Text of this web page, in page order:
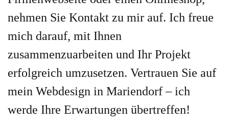
nehmen Sie Kontakt zu mir auf. Ich freue
mich darauf, mit Ihnen
zusammenzuarbeiten und Ihr Projekt
erfolgreich umzusetzen. Vertrauen Sie auf
mein Webdesign in Mariendorf – ich
werde Ihre Erwartungen übertreffen!